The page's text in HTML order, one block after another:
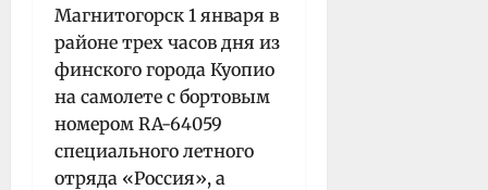
Магнитогорск 1 января в
районе трех часов дня из
финского города Куопио
на самолете с бортовым
номером RA-64059
специального летного
отряда «Россия», а